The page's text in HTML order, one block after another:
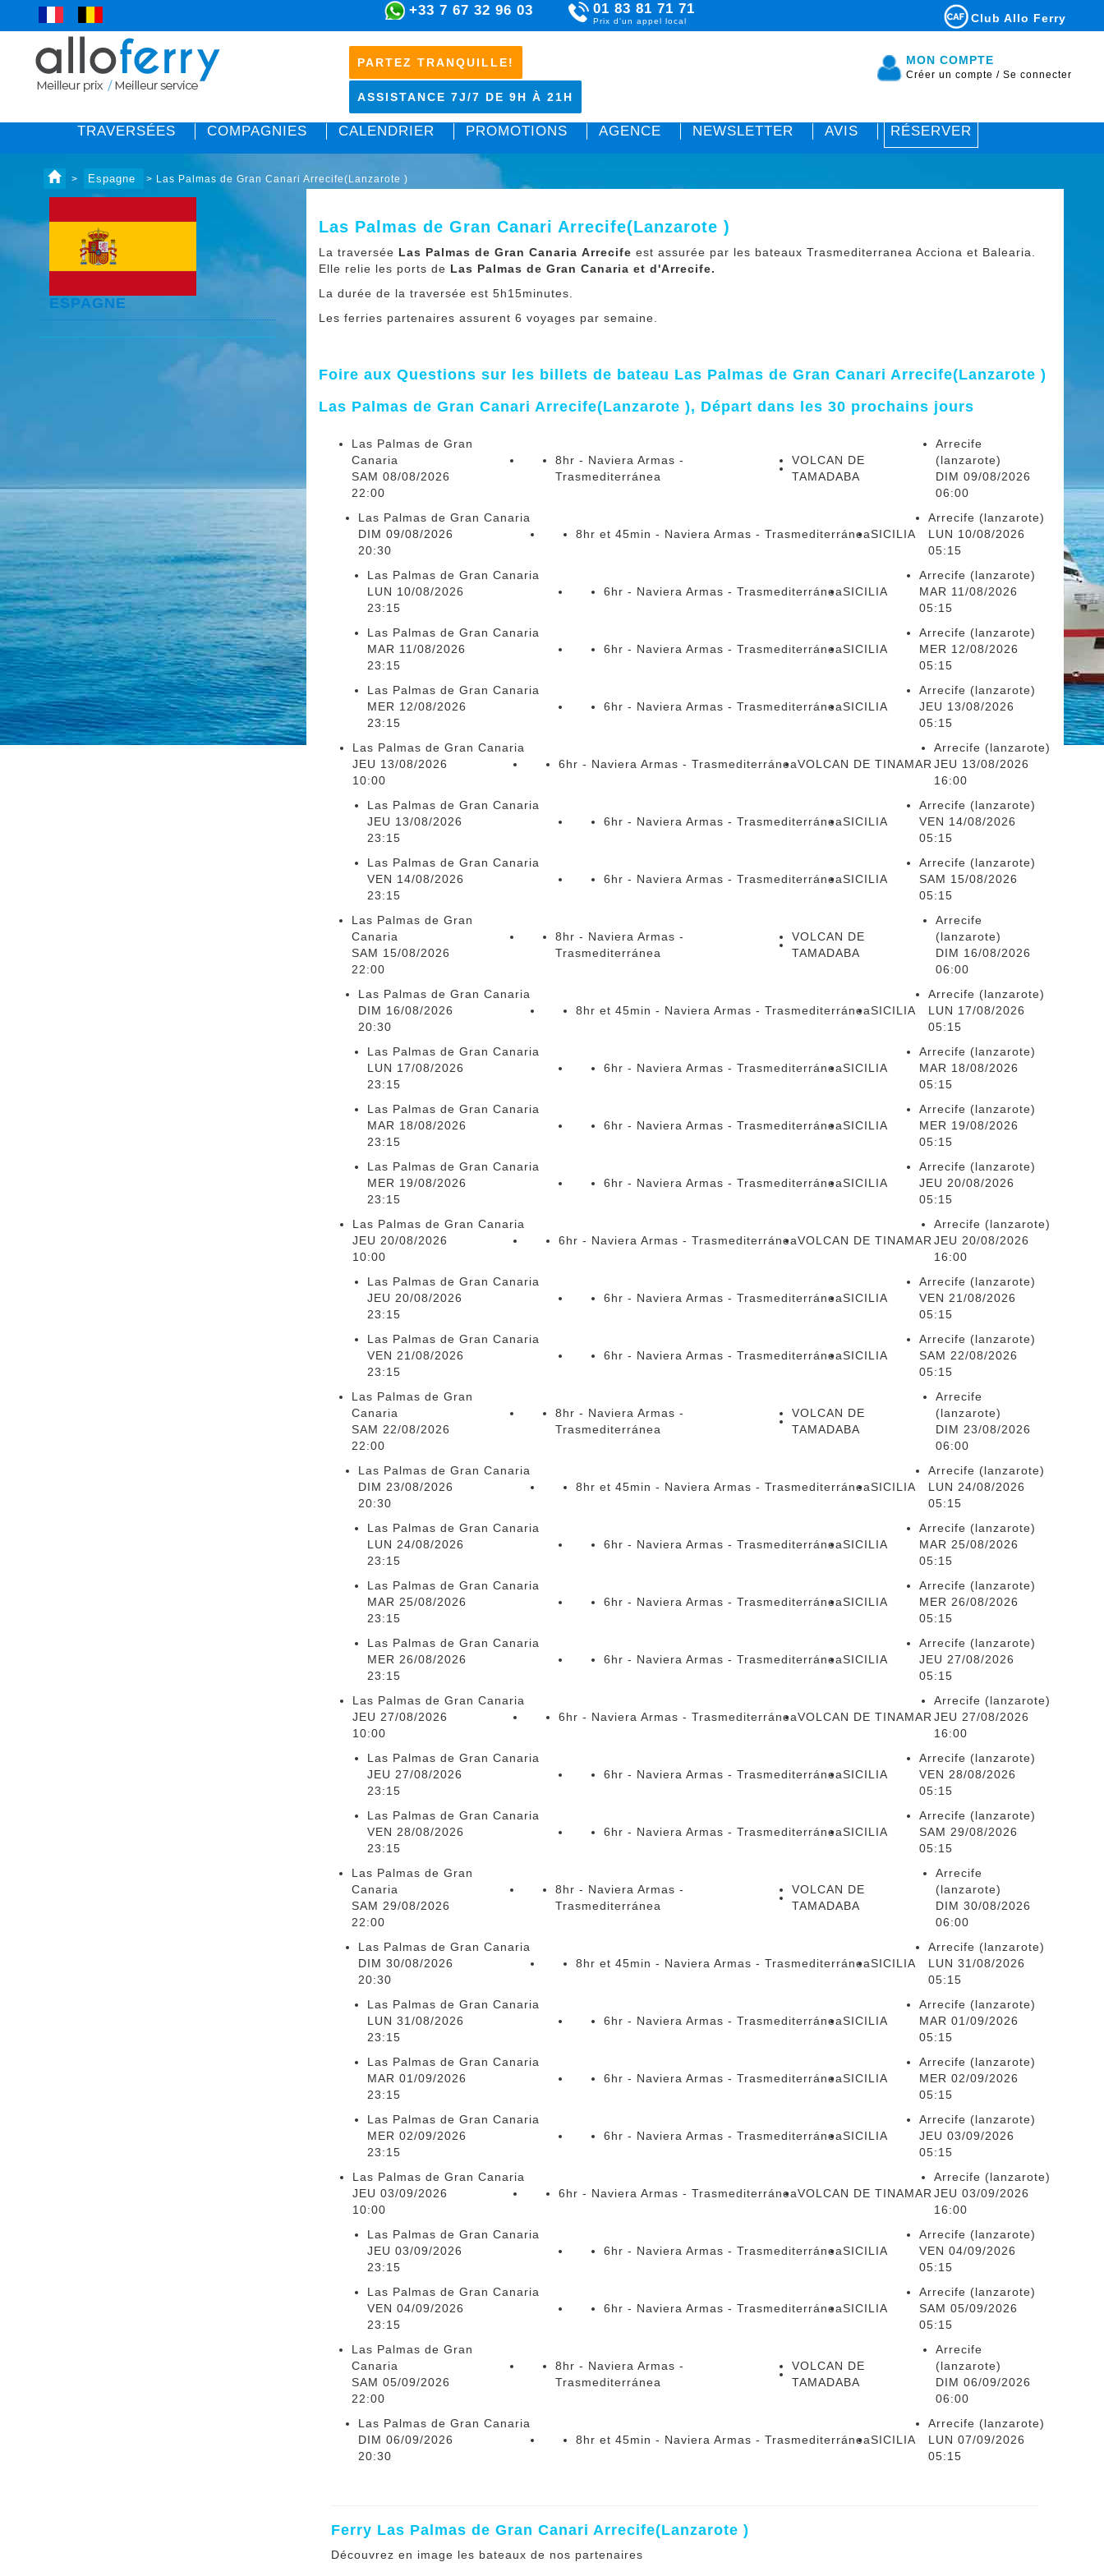
+33 7 67 32 96 03 01 83 81 71 71
Prix d'un appel local Club Allo Ferry
PARTEZ TRANQUILLE!
ASSISTANCE 7J/7 DE 9H À 21H
MON COMPTE
Créer un compte / Se connecter
TRAVERSÉES COMPAGNIES CALENDRIER PROMOTIONS AGENCE NEWSLETTER AVIS RÉSERVER
> Espagne > Las Palmas de Gran Canari Arrecife(Lanzarote )
ESPAGNE
Las Palmas de Gran Canari Arrecife(Lanzarote )
La traversée Las Palmas de Gran Canaria Arrecife est assurée par les bateaux Trasmediterranea Acciona et Balearia.
Elle relie les ports de Las Palmas de Gran Canaria et d'Arrecife.
La durée de la traversée est 5h15minutes.
Les ferries partenaires assurent 6 voyages par semaine.
Foire aux Questions sur les billets de bateau Las Palmas de Gran Canari Arrecife(Lanzarote )
Las Palmas de Gran Canari Arrecife(Lanzarote ), Départ dans les 30 prochains jours
Las Palmas de Gran
Canaria
SAM 08/08/2026
22:00
8hr - Naviera Armas -
Trasmediterránea
VOLCAN DE
TAMADABA
Arrecife
(lanzarote)
DIM 09/08/2026
06:00
Las Palmas de Gran Canaria
DIM 09/08/2026
20:30
8hr et 45min - Naviera Armas - TrasmediterráneaSICILIA
Arrecife (lanzarote)
LUN 10/08/2026
05:15
Las Palmas de Gran Canaria
LUN 10/08/2026
23:15
6hr - Naviera Armas - TrasmediterráneaSICILIA
Arrecife (lanzarote)
MAR 11/08/2026
05:15
Las Palmas de Gran Canaria
MAR 11/08/2026
23:15
6hr - Naviera Armas - TrasmediterráneaSICILIA
Arrecife (lanzarote)
MER 12/08/2026
05:15
Las Palmas de Gran Canaria
MER 12/08/2026
23:15
6hr - Naviera Armas - TrasmediterráneaSICILIA
Arrecife (lanzarote)
JEU 13/08/2026
05:15
Las Palmas de Gran Canaria
JEU 13/08/2026
10:00
6hr - Naviera Armas - TrasmediterráneaVOLCAN DE TINAMAR
Arrecife (lanzarote)
JEU 13/08/2026
16:00
Las Palmas de Gran Canaria
JEU 13/08/2026
23:15
6hr - Naviera Armas - TrasmediterráneaSICILIA
Arrecife (lanzarote)
VEN 14/08/2026
05:15
Las Palmas de Gran Canaria
VEN 14/08/2026
23:15
6hr - Naviera Armas - TrasmediterráneaSICILIA
Arrecife (lanzarote)
SAM 15/08/2026
05:15
Las Palmas de Gran
Canaria
SAM 15/08/2026
22:00
8hr - Naviera Armas -
Trasmediterránea
VOLCAN DE
TAMADABA
Arrecife
(lanzarote)
DIM 16/08/2026
06:00
Las Palmas de Gran Canaria
DIM 16/08/2026
20:30
8hr et 45min - Naviera Armas - TrasmediterráneaSICILIA
Arrecife (lanzarote)
LUN 17/08/2026
05:15
Las Palmas de Gran Canaria
LUN 17/08/2026
23:15
6hr - Naviera Armas - TrasmediterráneaSICILIA
Arrecife (lanzarote)
MAR 18/08/2026
05:15
Las Palmas de Gran Canaria
MAR 18/08/2026
23:15
6hr - Naviera Armas - TrasmediterráneaSICILIA
Arrecife (lanzarote)
MER 19/08/2026
05:15
Las Palmas de Gran Canaria
MER 19/08/2026
23:15
6hr - Naviera Armas - TrasmediterráneaSICILIA
Arrecife (lanzarote)
JEU 20/08/2026
05:15
Las Palmas de Gran Canaria
JEU 20/08/2026
10:00
6hr - Naviera Armas - TrasmediterráneaVOLCAN DE TINAMAR
Arrecife (lanzarote)
JEU 20/08/2026
16:00
Las Palmas de Gran Canaria
JEU 20/08/2026
23:15
6hr - Naviera Armas - TrasmediterráneaSICILIA
Arrecife (lanzarote)
VEN 21/08/2026
05:15
Las Palmas de Gran Canaria
VEN 21/08/2026
23:15
6hr - Naviera Armas - TrasmediterráneaSICILIA
Arrecife (lanzarote)
SAM 22/08/2026
05:15
Las Palmas de Gran
Canaria
SAM 22/08/2026
22:00
8hr - Naviera Armas -
Trasmediterránea
VOLCAN DE
TAMADABA
Arrecife
(lanzarote)
DIM 23/08/2026
06:00
Las Palmas de Gran Canaria
DIM 23/08/2026
20:30
8hr et 45min - Naviera Armas - TrasmediterráneaSICILIA
Arrecife (lanzarote)
LUN 24/08/2026
05:15
Las Palmas de Gran Canaria
LUN 24/08/2026
23:15
6hr - Naviera Armas - TrasmediterráneaSICILIA
Arrecife (lanzarote)
MAR 25/08/2026
05:15
Las Palmas de Gran Canaria
MAR 25/08/2026
23:15
6hr - Naviera Armas - TrasmediterráneaSICILIA
Arrecife (lanzarote)
MER 26/08/2026
05:15
Las Palmas de Gran Canaria
MER 26/08/2026
23:15
6hr - Naviera Armas - TrasmediterráneaSICILIA
Arrecife (lanzarote)
JEU 27/08/2026
05:15
Las Palmas de Gran Canaria
JEU 27/08/2026
10:00
6hr - Naviera Armas - TrasmediterráneaVOLCAN DE TINAMAR
Arrecife (lanzarote)
JEU 27/08/2026
16:00
Las Palmas de Gran Canaria
JEU 27/08/2026
23:15
6hr - Naviera Armas - TrasmediterráneaSICILIA
Arrecife (lanzarote)
VEN 28/08/2026
05:15
Las Palmas de Gran Canaria
VEN 28/08/2026
23:15
6hr - Naviera Armas - TrasmediterráneaSICILIA
Arrecife (lanzarote)
SAM 29/08/2026
05:15
Las Palmas de Gran
Canaria
SAM 29/08/2026
22:00
8hr - Naviera Armas -
Trasmediterránea
VOLCAN DE
TAMADABA
Arrecife
(lanzarote)
DIM 30/08/2026
06:00
Las Palmas de Gran Canaria
DIM 30/08/2026
20:30
8hr et 45min - Naviera Armas - TrasmediterráneaSICILIA
Arrecife (lanzarote)
LUN 31/08/2026
05:15
Las Palmas de Gran Canaria
LUN 31/08/2026
23:15
6hr - Naviera Armas - TrasmediterráneaSICILIA
Arrecife (lanzarote)
MAR 01/09/2026
05:15
Las Palmas de Gran Canaria
MAR 01/09/2026
23:15
6hr - Naviera Armas - TrasmediterráneaSICILIA
Arrecife (lanzarote)
MER 02/09/2026
05:15
Las Palmas de Gran Canaria
MER 02/09/2026
23:15
6hr - Naviera Armas - TrasmediterráneaSICILIA
Arrecife (lanzarote)
JEU 03/09/2026
05:15
Las Palmas de Gran Canaria
JEU 03/09/2026
10:00
6hr - Naviera Armas - TrasmediterráneaVOLCAN DE TINAMAR
Arrecife (lanzarote)
JEU 03/09/2026
16:00
Las Palmas de Gran Canaria
JEU 03/09/2026
23:15
6hr - Naviera Armas - TrasmediterráneaSICILIA
Arrecife (lanzarote)
VEN 04/09/2026
05:15
Las Palmas de Gran Canaria
VEN 04/09/2026
23:15
6hr - Naviera Armas - TrasmediterráneaSICILIA
Arrecife (lanzarote)
SAM 05/09/2026
05:15
Las Palmas de Gran
Canaria
SAM 05/09/2026
22:00
8hr - Naviera Armas -
Trasmediterránea
VOLCAN DE
TAMADABA
Arrecife
(lanzarote)
DIM 06/09/2026
06:00
Las Palmas de Gran Canaria
DIM 06/09/2026
20:30
8hr et 45min - Naviera Armas - TrasmediterráneaSICILIA
Arrecife (lanzarote)
LUN 07/09/2026
05:15
Ferry Las Palmas de Gran Canari Arrecife(Lanzarote )
Découvrez en image les bateaux de nos partenaires